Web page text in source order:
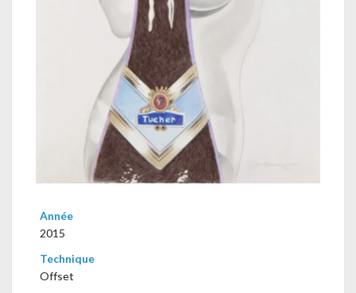
Année
2015
Technique
Offset